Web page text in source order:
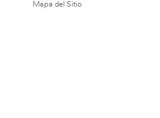
Mapa del Sitio